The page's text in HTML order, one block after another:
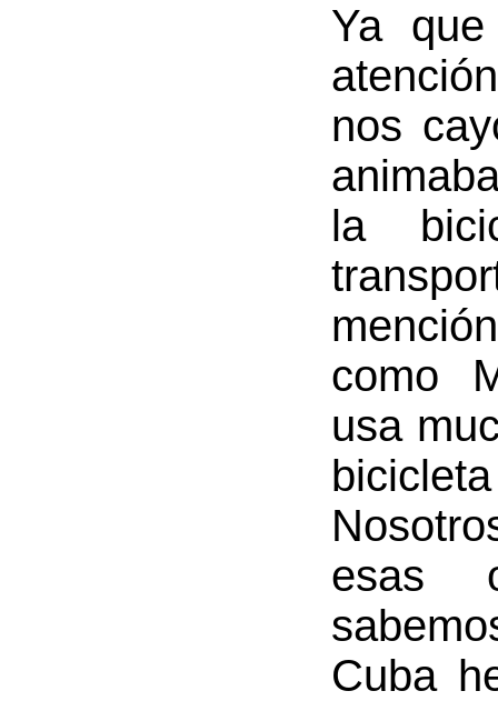
Ya
nos
la
como
usa
esas
Cuba